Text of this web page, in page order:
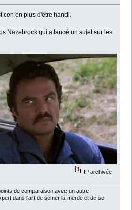
con en plus d'être handi.
Nazebrock qui a lancé un sujet sur les
IP archivée
de comparaison avec un autre
dans l'art de semer la merde et de se